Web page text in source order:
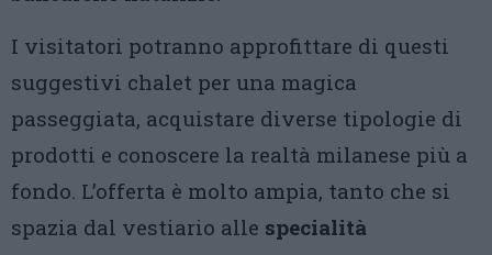
I visitatori potranno approfittare di questi
suggestivi chalet per una magica
passeggiata, acquistare diverse tipologie di
prodotti e conoscere la realtà milanese più a
fondo. L’offerta è molto ampia, tanto che si
spazia dal vestiario alle specialità